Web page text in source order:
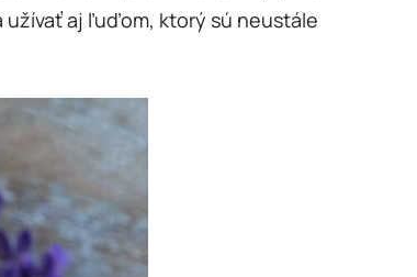
užívať aj ľuďom, ktorý sú neustále